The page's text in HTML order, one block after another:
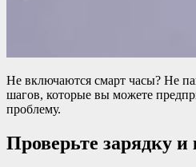
Не включаются смарт часы? Не
шагов, которые вы можете
проблему.
Проверьте зарядку